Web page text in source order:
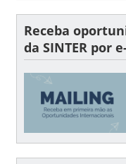
Receba
da SINTER por